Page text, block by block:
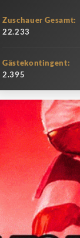
Zuschauer Gesamt:
22.233
Gästekontingent:
2.395